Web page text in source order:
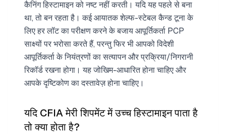
कैनिंग हिस्टामाइन को नष्ट नहीं करती। यदि यह पहले से बना
था, तो बन रहता है। कई आयातक शेल्फ-स्टेबल कैन्ड टूना के
लिए हर लॉट का परीक्षण करने के बजाय आपूर्तिकर्ता PCP
साक्ष्यों पर भरोसा करते हैं, परन्तु फिर भी आपको विदेशी
आपूर्तिकर्ता के नियंत्रणों का सत्यापन और प्रक्रिया/निगरानी
रिकॉर्ड रखना होगा। यह जोखिम-आधारित होना चाहिए और
आपके दृष्टिकोण का दस्तावेज़ होना चाहिए।
यदि CFIA मेरी शिपमेंट में उच्च हिस्टामाइन पाता है
तो क्या होता है?